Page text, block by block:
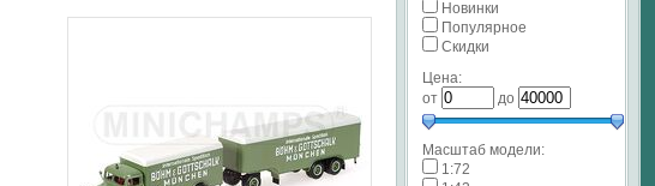
Новинки
Популярное
Скидки
Цена:
от
до
Масштаб модели:
1:72